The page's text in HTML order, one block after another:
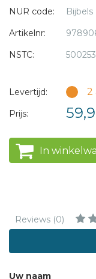
NUR code:
Bijbels
Artikelnr:
NSTC:
Levertijd: 2
Prijs:
In
Reviews (0)
Uw naam